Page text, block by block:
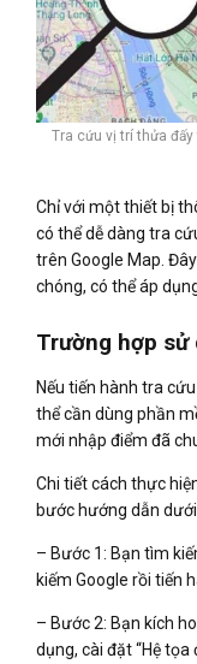
Tra cứu vị trí thửa
Chỉ với một thiết bị
có thể dễ dàng tra
trên Google Map.
chóng, có thể áp
Trường hợp sử
Nếu tiến hành tra
thể cần dùng phần
mới nhập điểm đã
Chi tiết cách thực
bước hướng dẫn
– Bước 1: Bạn tìm
kiếm Google rồi tiến
– Bước 2: Bạn kích
dụng, cài đặt “Hệ